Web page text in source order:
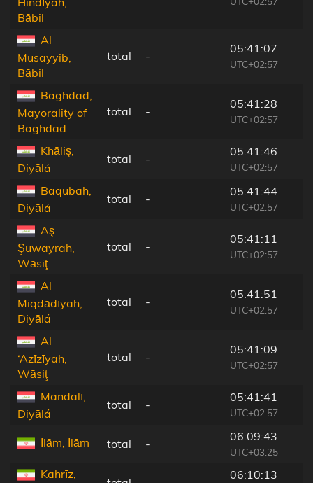
Bābil
Al
Musayyib,
Bābil
total -
05:41:07
UTC+02:57
Baghdad,
Mayorality of
Baghdad
total -
05:41:28
UTC+02:57
Khāliş,
Diyālá
total -
05:41:46
UTC+02:57
Baqubah,
Diyālá
total -
05:41:44
UTC+02:57
Aş
Şuwayrah,
Wāsiţ
total -
05:41:11
UTC+02:57
Al
Miqdādīyah,
Diyālá
total -
05:41:51
UTC+02:57
Al
‘Azīzīyah,
Wāsiţ
total -
05:41:09
UTC+02:57
Mandalī,
Diyālá
total -
05:41:41
UTC+02:57
Īlām, Īlām total -
06:09:43
UTC+03:25
Kahrīz, 06:10:13